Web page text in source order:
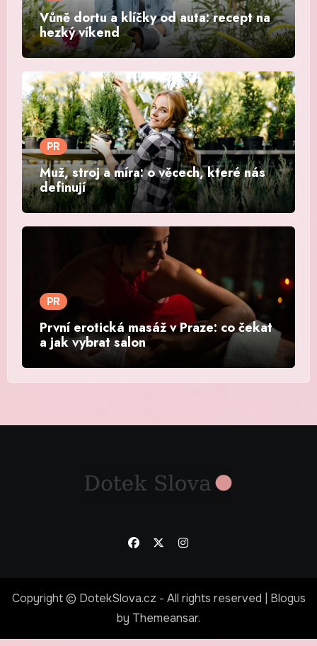
Vůně dortu a klíčky od auta: recept na
hezký víkend
PR
Muž, stroj a míra: o věcech, které nás
definují
PR
První erotická masáž v Praze: co čekat
a jak vybrat salon
Copyright © DotekSlova.cz - All rights reserved
Blogus
by Themeansar.